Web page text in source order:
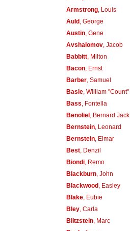
Armstrong, Louis
Auld, George
Austin, Gene
Avshalomov, Jacob
Babbitt, Milton
Bacon, Ernst
Barber, Samuel
Basie, William "Count"
Bass , Fontella
Benoliel, Bernard Jack
Bernstein, Leonard
Bernstein, Elmar
Best, Denzil
Biondi, Remo
Blackburn, John
Blackwood, Easley
Blake, Eubie
Bley, Carla
Blitzstein, Marc